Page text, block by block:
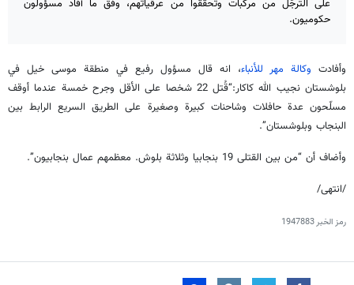
على الترجّل من مركبات وتحققوا من عرقياتهم، وفق ما أفاد مسؤولون
حكوميون.
وأفادت وكالة مهر للأنباء، انه قال مسؤول رفيع في منطقة موسى خيل في
بلوشستان نجيب الله كاكار:“قُتل 22 شخصا على الأقل وجرح خمسة عندما أوقف
مسلّحون عدة حافلات وشاحنات كبيرة وصغيرة على الطريق السريع الرابط بين
البنجاب وبلوشستان”.
وأضاف أن “من بين القتلى 19 بنجابيا وثلاثة بلوش. معظمهم عمال بنجابيون”.
/انتهى/
رمز الخبر1947883